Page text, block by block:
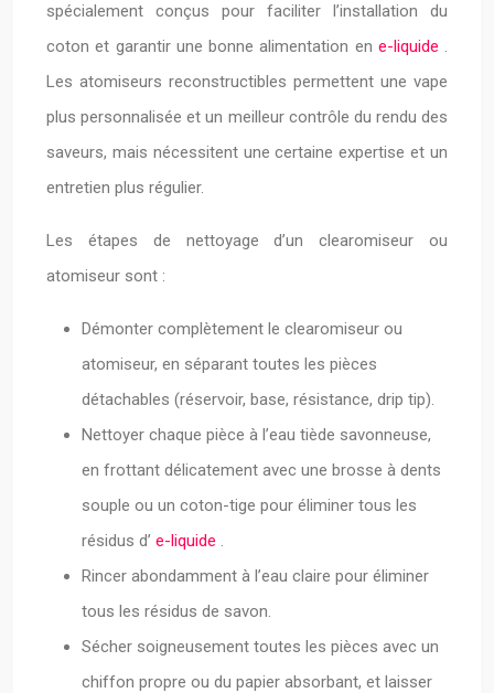
spécialement conçus pour faciliter l’installation du
coton et garantir une bonne alimentation en e-liquide .
Les atomiseurs reconstructibles permettent une vape
plus personnalisée et un meilleur contrôle du rendu des
saveurs, mais nécessitent une certaine expertise et un
entretien plus régulier.
Les étapes de nettoyage d’un clearomiseur ou
atomiseur sont :
Démonter complètement le clearomiseur ou
atomiseur, en séparant toutes les pièces
détachables (réservoir, base, résistance, drip tip).
Nettoyer chaque pièce à l’eau tiède savonneuse,
en frottant délicatement avec une brosse à dents
souple ou un coton-tige pour éliminer tous les
résidus d’ e-liquide .
Rincer abondamment à l’eau claire pour éliminer
tous les résidus de savon.
Sécher soigneusement toutes les pièces avec un
chiffon propre ou du papier absorbant, et laisser